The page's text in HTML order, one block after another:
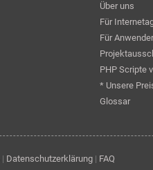
Über uns
Für
Für
PHP Scripte
* Unsere
Glossar
| Datenschutzerklärung| FAQ